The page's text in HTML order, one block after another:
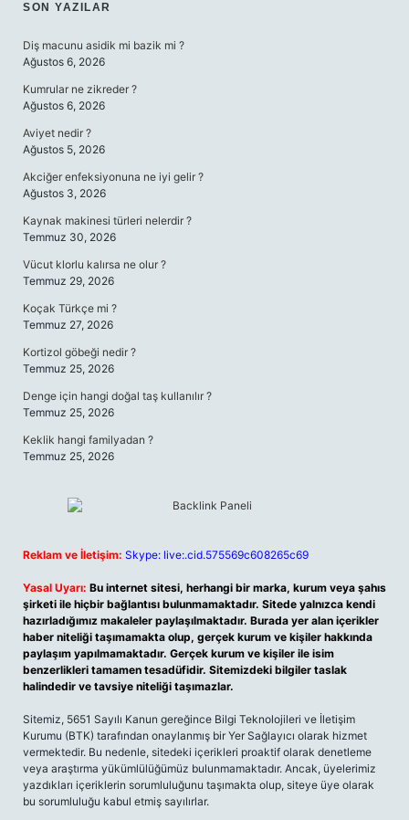
SIDEBAR
SON YAZILAR
Diş macunu asidik mi bazik mi ?
Ağustos 6, 2026
Kumrular ne zikreder ?
Ağustos 6, 2026
Aviyet nedir ?
Ağustos 5, 2026
Akciğer enfeksiyonuna ne iyi gelir ?
Ağustos 3, 2026
Kaynak makinesi türleri nelerdir ?
Temmuz 30, 2026
Vücut klorlu kalırsa ne olur ?
Temmuz 29, 2026
Koçak Türkçe mi ?
Temmuz 27, 2026
Kortizol göbeği nedir ?
Temmuz 25, 2026
Denge için hangi doğal taş kullanılır ?
Temmuz 25, 2026
Keklik hangi familyadan ?
Temmuz 25, 2026
Reklam ve İletişim: Skype: live:.cid.575569c608265c69
Yasal Uyarı: Bu internet sitesi, herhangi bir marka, kurum veya şahıs
şirketi ile hiçbir bağlantısı bulunmamaktadır. Sitede yalnızca kendi
hazırladığımız makaleler paylaşılmaktadır. Burada yer alan içerikler
haber niteliği taşımamakta olup, gerçek kurum ve kişiler hakkında
paylaşım yapılmamaktadır. Gerçek kurum ve kişiler ile isim
benzerlikleri tamamen tesadüfidir. Sitemizdeki bilgiler taslak
halindedir ve tavsiye niteliği taşımazlar.
Sitemiz, 5651 Sayılı Kanun gereğince Bilgi Teknolojileri ve İletişim
Kurumu (BTK) tarafından onaylanmış bir Yer Sağlayıcı olarak hizmet
vermektedir. Bu nedenle, sitedeki içerikleri proaktif olarak denetleme
veya araştırma yükümlülüğümüz bulunmamaktadır. Ancak, üyelerimiz
yazdıkları içeriklerin sorumluluğunu taşımakta olup, siteye üye olarak
bu sorumluluğu kabul etmiş sayılırlar.